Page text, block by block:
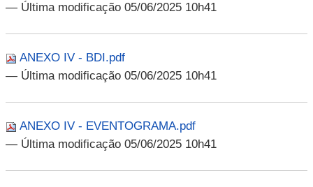
— Última modificação 05/06/2025 10h41
ANEXO IV - BDI.pdf
— Última modificação 05/06/2025 10h41
ANEXO IV - EVENTOGRAMA.pdf
— Última modificação 05/06/2025 10h41